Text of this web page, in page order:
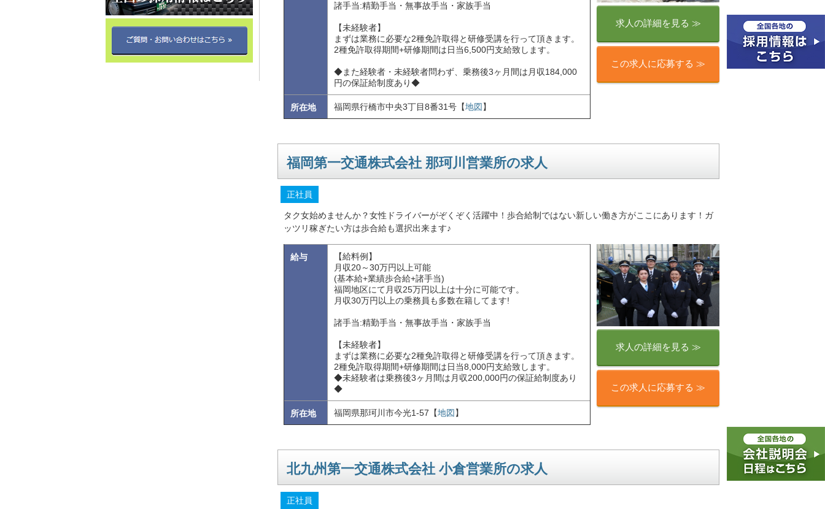
諸手当:精勤手当・無事故手当・家族手当
【未経験者】
まずは業務に必要な2種免許取得と研修受講を行って頂きます。
2種免許取得期間+研修期間は日当6,500円支給致します。
◆また経験者・未経験者問わず、乗務後3ヶ月間は月収184,000
円の保証給制度あり◆
所在地 福岡県行橋市中央3丁目8番31号【地図 】
求人の詳細を見る ≫
この求人に応募する ≫
福岡第一交通株式会社 那珂川営業所の求人
正社員
タク女始めませんか？女性ドライバーがぞくぞく活躍中！歩合給制ではない新しい働き方がここにあります！ガ
ッツリ稼ぎたい方は歩合給も選択出来ます♪
給与
【給料例】
月収20～30万円以上可能
(基本給+業績歩合給+諸手当)
福岡地区にて月収25万円以上は十分に可能です。
月収30万円以上の乗務員も多数在籍してます!
諸手当:精勤手当・無事故手当・家族手当
【未経験者】
まずは業務に必要な2種免許取得と研修受講を行って頂きます。
2種免許取得期間+研修期間は日当8,000円支給致します。
◆未経験者は乗務後3ヶ月間は月収200,000円の保証給制度あり
◆
所在地 福岡県那珂川市今光1-57【地図 】
求人の詳細を見る ≫
この求人に応募する ≫
北九州第一交通株式会社 小倉営業所の求人
正社員